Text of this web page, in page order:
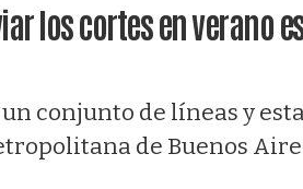
los cortes en verano
un conjunto de líneas y
de Buenos